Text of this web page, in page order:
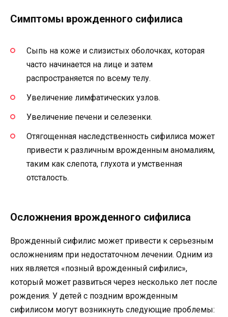
Симптомы врожденного сифилиса
Сыпь на коже и слизистых оболочках, которая
часто начинается на лице и затем
распространяется по всему телу.
Увеличение лимфатических узлов.
Увеличение печени и селезенки.
Отягощенная наследственность сифилиса может
привести к различным врожденным аномалиям,
таким как слепота, глухота и умственная
отсталость.
Осложнения врожденного сифилиса
Врожденный сифилис может привести к серьезным
осложнениям при недостаточном лечении. Одним из
них является «позный врожденный сифилис»,
который может развиться через несколько лет после
рождения. У детей с поздним врожденным
сифилисом могут возникнуть следующие проблемы: